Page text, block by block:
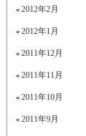
2012年2月
2012年1月
2011年12月
2011年11月
2011年10月
2011年9月